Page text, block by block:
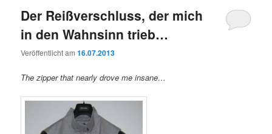
Der Reißverschluss, der mich
in den Wahnsinn trieb…
Veröffentlicht am16.07.2013
The zipper that nearly drove me insane…